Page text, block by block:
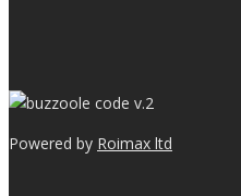
v.2
Powered by Roimax ltd